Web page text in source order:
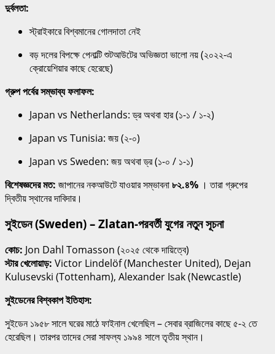
দুর্বলতা:
স্ট্রাইকারে বিশ্বমানের গোলদাতা নেই
বড় দলের বিপক্ষে পেনাল্টি শুটআউটের অভিজ্ঞতা ভালো নয় (২০২২-এ
ক্রোয়েশিয়ার কাছে হেরেছে)
গ্রুপ পর্বের সম্ভাব্য ফলাফল:
Japan vs Netherlands: ড্র অথবা হার (১-১ / ১-২)
Japan vs Tunisia: জয় (২-০)
Japan vs Sweden: জয় অথবা ড্র (১-০ / ১-১)
বিশেষজ্ঞদের মত: জাপানের নকআউটে যাওয়ার সম্ভাবনা৮২.৪% । তারা গ্রুপের
দ্বিতীয় স্থানের দাবিদার।
সুইডেন (Sweden) – Zlatan-পরবর্তী যুগের নতুন সূচনা
কোচ: Jon Dahl Tomasson (২০২৫ থেকে দায়িত্বে)
স্টার খেলোয়াড়: Victor Lindelöf (Manchester United), Dejan
Kulusevski (Tottenham), Alexander Isak (Newcastle)
সুইডেনের বিশ্বকাপ ইতিহাস:
সুইডেন ১৯৫৮ সালে ঘরের মাঠে ফাইনাল খেলেছিল – সেবার ব্রাজিলের কাছে ৫-২ তে
হেরেছিল। তারপর তাদের সেরা সাফল্য ১৯৯৪ সালে তৃতীয় স্থান।